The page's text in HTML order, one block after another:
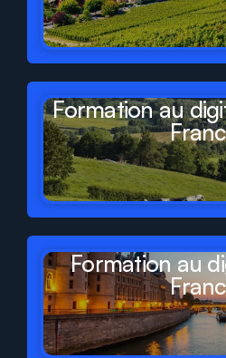
Formation au
Formation au